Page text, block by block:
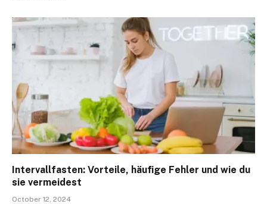
Intervallfasten: Vorteile, häufige Fehler und wie du
sie vermeidest
October 12, 2024